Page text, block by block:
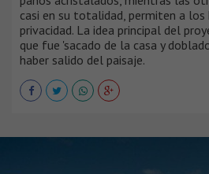
casi en su totalidad, permiten a
privacidad. La idea principal del
que fue 'sacado de la casa y
haber salido del paisaje.